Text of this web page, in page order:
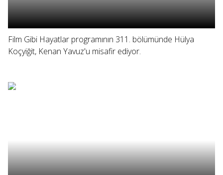
Film Gibi Hayatlar programının 311. bölümünde Hülya
Koçyiğit, Kenan Yavuz'u misafir ediyor.